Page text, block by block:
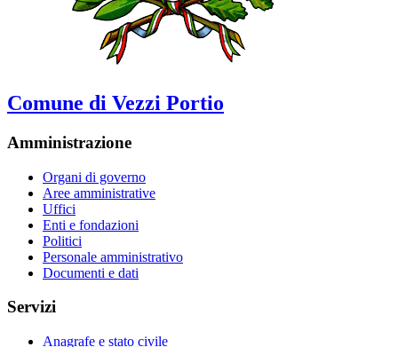
Comune di Vezzi Portio
Amministrazione
Organi di governo
Aree amministrative
Uffici
Enti e fondazioni
Politici
Personale amministrativo
Documenti e dati
Servizi
Anagrafe e stato civile